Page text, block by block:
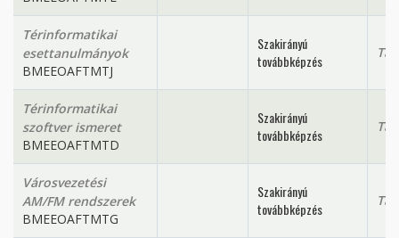
Térinformatikai
esettanulmányok
BMEEOAFTMTJ
Szakirányú
továbbképzés
Térinformatikai
szoftver ismeret
BMEEOAFTMTD
Szakirányú
továbbképzés
Városvezetési
AM/FM rendszerek
BMEEOAFTMTG
Szakirányú
továbbképzés